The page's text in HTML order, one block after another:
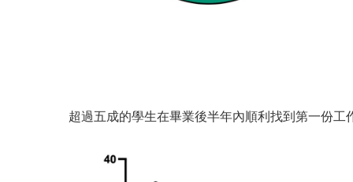
超過五成的學生在畢業後半年內順利找到第一份工